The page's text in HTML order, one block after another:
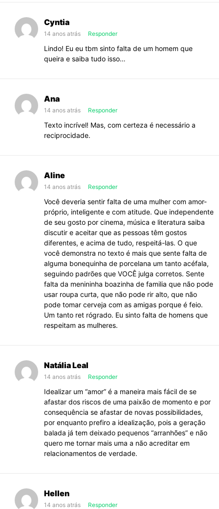
Cyntia
14 anos atrás Responder
Lindo! Eu eu tbm sinto falta de um homem que
queira e saiba tudo isso…
Ana
14 anos atrás Responder
Texto incrível! Mas, com certeza é necessário a
reciprocidade.
Aline
14 anos atrás Responder
Você deveria sentir falta de uma mulher com amor-
próprio, inteligente e com atitude. Que independente
de seu gosto por cinema, música e literatura saiba
discutir e aceitar que as pessoas têm gostos
diferentes, e acima de tudo, respeitá-las. O que
você demonstra no texto é mais que sente falta de
alguma bonequinha de porcelana um tanto acéfala,
seguindo padrões que VOCÊ julga corretos. Sente
falta da menininha boazinha de familia que não pode
usar roupa curta, que não pode rir alto, que não
pode tomar cerveja com as amigas porque é feio.
Um tanto ret rógrado. Eu sinto falta de homens que
respeitam as mulheres.
Natália Leal
14 anos atrás Responder
Idealizar um “amor” é a maneira mais fácil de se
afastar dos riscos de uma paixão de momento e por
consequência se afastar de novas possibilidades,
por enquanto prefiro a idealização, pois a geração
balada já tem deixado pequenos “arranhões” e não
quero me tornar mais uma a não acreditar em
relacionamentos de verdade.
Hellen
14 anos atrás Responder